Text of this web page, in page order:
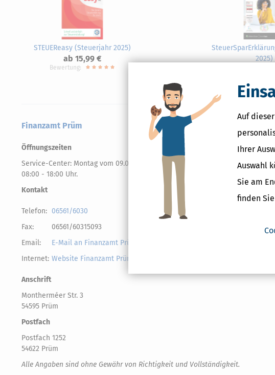
Auf
Ihrer
Auswahl
Sie am
finden
STEUEReasy (Steuerjahr 2025)
ab 15,99 €
Bewertung:
2025)
Finanzamt Prüm
Öffnungszeiten
Service-Center: Montag vom 09.00 - 12.00 Uhr und Donnerstag von
08:00 - 18:00 Uhr.
Kontakt
Telefon: 06561/6030
Fax:
06561/60315093
Email:
E-Mail an Finanzamt Prüm senden
Internet: Website Finanzamt Prüm
Anschrift
Montherméer Str. 3
54595 Prüm
Postfach
Postfach 1252
54622 Prüm
Alle Angaben sind ohne Gewähr von Richtigkeit und Vollständigkeit.